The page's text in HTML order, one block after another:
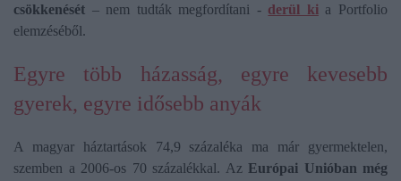
csökkenését – nem tudták megfordítani - derül ki a Portfolio
elemzéséből.
Egyre több házasság, egyre kevesebb
gyerek, egyre idősebb anyák
A magyar háztartások 74,9 százaléka ma már gyermektelen,
szemben a 2006-os 70 százalékkal. AzEurópai Unióban még